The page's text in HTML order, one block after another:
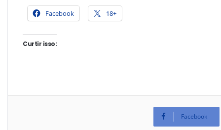
Facebook 18+
Curtir isso:
Facebook